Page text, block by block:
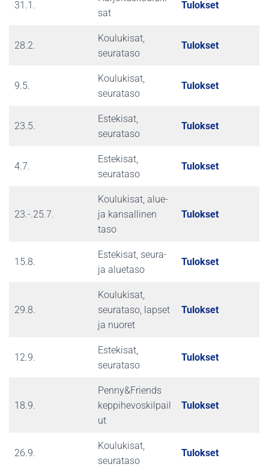
31.1.
sat
Tulokset
28.2.
Koulukisat,
seurataso
Tulokset
9.5.
Koulukisat,
seurataso
Tulokset
23.5.
Estekisat,
seurataso
Tulokset
4.7.
Estekisat,
seurataso
Tulokset
23.-.25.7.
Koulukisat, alue-
ja kansallinen
taso
Tulokset
15.8.
Estekisat, seura-
ja aluetaso
Tulokset
29.8.
Koulukisat,
seurataso, lapset
ja nuoret
Tulokset
12.9.
Estekisat,
seurataso
Tulokset
18.9.
Penny&Friends
keppihevoskilpail
ut
Tulokset
26.9.
Koulukisat,
seurataso
Tulokset